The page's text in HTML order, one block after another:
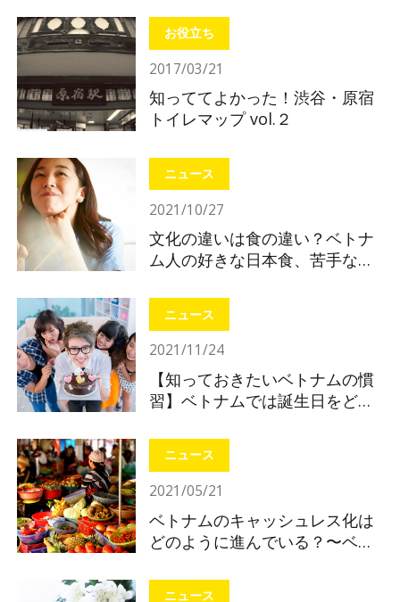
お役立ち
2017/03/21
知っててよかった！渋谷・原宿
トイレマップ vol.２
ニュース
2021/10/27
文化の違いは食の違い？ベトナ
ム人の好きな日本食、苦手な日
ニュース
2021/11/24
【知っておきたいベトナムの慣
習】ベトナムでは誕生日をどう
ニュース
2021/05/21
ベトナムのキャッシュレス化は
どのように進んでいる？〜ベト
ウンド対策〜
ニュース